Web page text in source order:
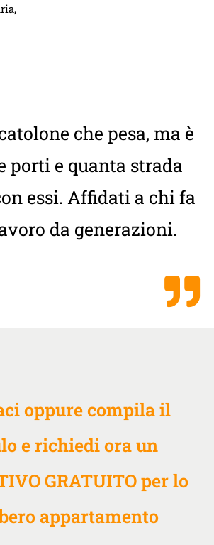
che pesa, ma è
porti e quanta strada
essi. Affidati a chi fa
da generazioni.
oppure compila il
e richiedi ora un
GRATUITO per lo
appartamento